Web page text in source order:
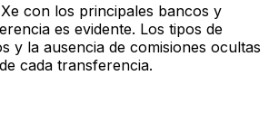
con los principales bancos y
es evidente. Los tipos de
y la ausencia de comisiones ocultas
cada transferencia.